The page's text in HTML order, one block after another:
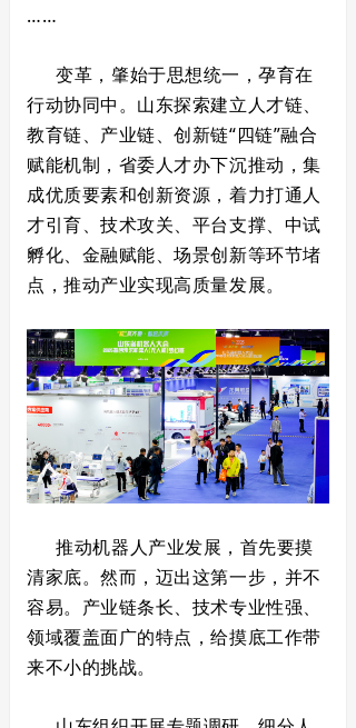
……
变革，肇始于思想统一，孕育在
行动协同中。山东探索建立人才链、
教育链、产业链、创新链“四链”融合
赋能机制，省委人才办下沉推动，集
成优质要素和创新资源，着力打通人
才引育、技术攻关、平台支撑、中试
孵化、金融赋能、场景创新等环节堵
点，推动产业实现高质量发展。
推动机器人产业发展，首先要摸
清家底。然而，迈出这第一步，并不
容易。产业链条长、技术专业性强、
领域覆盖面广的特点，给摸底工作带
来不小的挑战。